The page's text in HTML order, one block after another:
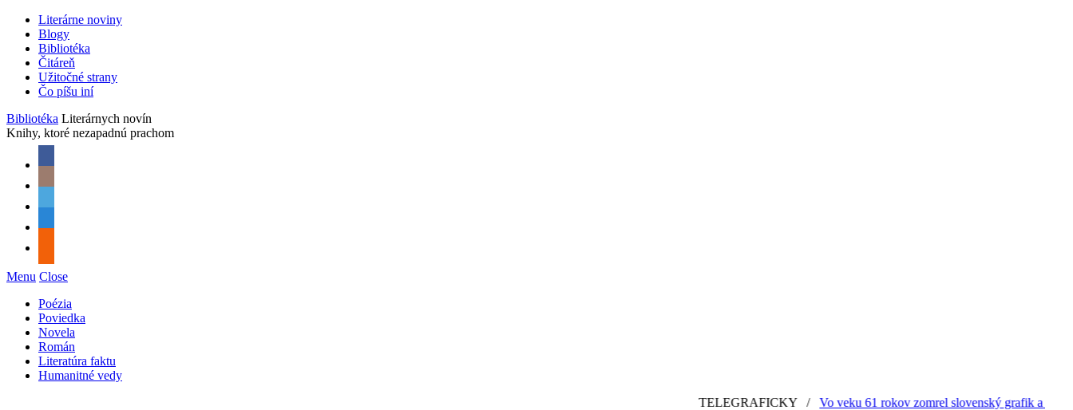
Literárne noviny
Blogy
Bibliotéka
Čitáreň
Užitočné strany
Čo píšu iní
Bibliotéka Literárnych novín
Knihy, ktoré nezapadnú prachom
Menu Close
Poézia
Poviedka
Novela
Román
Literatúra faktu
Humanitné vedy
TELEGRAFICKY/Vo veku 61 rokov zomrel slovenský grafik a ilustrátor